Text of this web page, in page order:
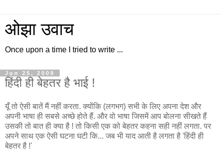
ओझा उवाच
Once upon a time I tried to write ...
Jun 25, 2009
हिंदी ही बेहतर है भाई !
यूँ तो ऐसी बातें मैं नहीं करता. क्योंकि (लगभग) सभी के लिए अपना देश और
अपनी भाषा ही सबसे अच्छे होते हैं. और वो भाषा जिसमें आप बोलना सीखते हैं
उसकी तो बात ही क्या है ! तो किसी एक को बेहतर कहना सही नहीं लगता. पर
अपने साथ एक ऐसी घटना घटी कि... जब भी याद आती है लगता है 'हिंदी ही
बेहतर है !'